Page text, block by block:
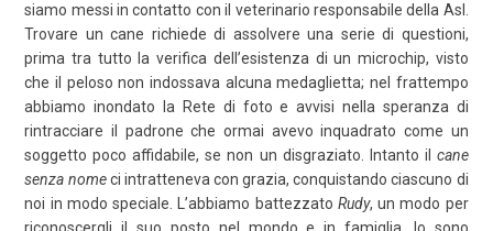
siamo messi in contatto con il veterinario responsabile della Asl.
Trovare un cane richiede di assolvere una serie di questioni,
prima tra tutto la verifica dell’esistenza di un microchip, visto
che il peloso non indossava alcuna medaglietta; nel frattempo
abbiamo inondato la Rete di foto e avvisi nella speranza di
rintracciare il padrone che ormai avevo inquadrato come un
soggetto poco affidabile, se non un disgraziato. Intanto il cane
senza nomeci intratteneva con grazia, conquistando ciascuno di
noi in modo speciale. L’abbiamo battezzato Rudy, un modo per